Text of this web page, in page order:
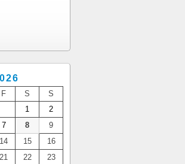
F S
S
1
2
7 8
9
14 15
16
21 22
23